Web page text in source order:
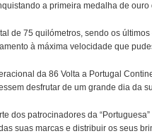
a primeira medalha de
de 75 quilómetros, sendo os
à máxima velocidade que
da 86 Volta a Portugal
desfrutar de um grande dia da
dos patrocinadores da
suas marcas e distribuir os seus